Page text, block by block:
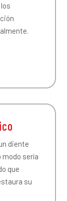
diente
sería
que
su